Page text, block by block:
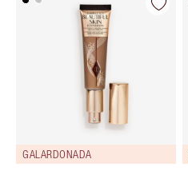
GALARDONADA